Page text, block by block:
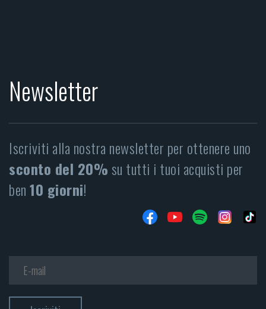
Newsletter
Iscriviti alla nostra newsletter per ottenere uno
sconto del 20%su tutti i tuoi acquisti per
ben10 giorni!